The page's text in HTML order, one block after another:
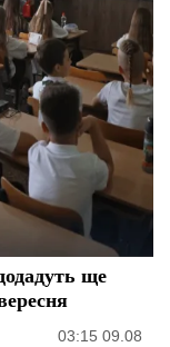
ще
03:15 09.08